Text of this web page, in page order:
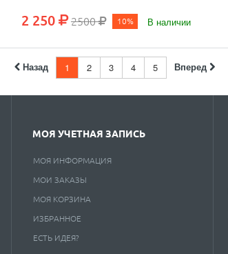
2 250 2500 10% В наличии
Назад 1 2 3 4 5 Вперед
МОЯ УЧЕТНАЯ ЗАПИСЬ
МОЯ ИНФОРМАЦИЯ
МОИ ЗАКАЗЫ
МОЯ КОРЗИНА
ИЗБРАННОЕ
ЕСТЬ ИДЕЯ?